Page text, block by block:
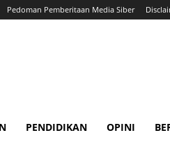
Pedoman Pemberitaan Media Siber
PENDIDIKAN OPINI